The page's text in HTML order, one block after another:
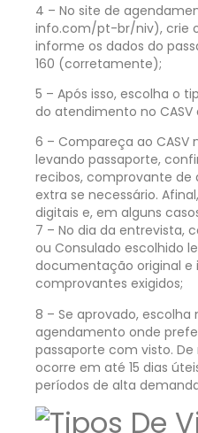
4 – No site de
info.com/pt-br/niv), crie
informe os dados do
160 (corretamente);
5 – Após isso, escolha o
do atendimento no
6 – Compareça ao CASV
levando passaporte,
recibos, comprovante
extra se necessário.
digitais e, em alguns
7 – No dia da entrevista,
ou Consulado escolhido
documentação original e
comprovantes exigidos;
8 – Se aprovado,
agendamento onde
passaporte com visto.
ocorre em até 15 dias
períodos de alta